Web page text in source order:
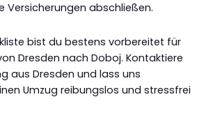
Versicherungen abschließen.
bist du bestens vorbereitet für
Dresden nach Doboj. Kontaktiere
aus Dresden und lass uns
Umzug reibungslos und stressfrei